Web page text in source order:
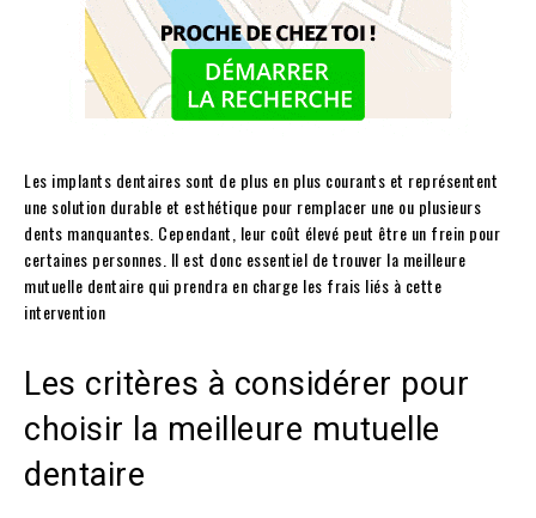
Les implants dentaires sont de plus en plus courants et représentent
une solution durable et esthétique pour remplacer une ou plusieurs
dents manquantes. Cependant, leur coût élevé peut être un frein pour
certaines personnes. Il est donc essentiel de trouver la meilleure
mutuelle dentaire qui prendra en charge les frais liés à cette
intervention
Les critères à considérer pour
choisir la meilleure mutuelle
dentaire